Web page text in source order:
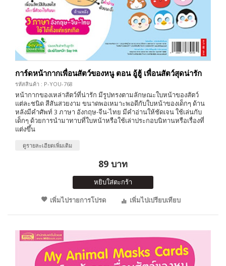
การ์ดหน้ากากเพื่อนสัตว์ของหนู ตอน อู้ฮู้ เพื่อนสัตว์สุดน่ารัก
รหัสสินค้า : P-YOU-768
หน้ากากของเหล่าสัตว์ที่น่ารัก มีรูปทรงตามลักษณะใบหน้าของสัตว์
แต่ละชนิด สีสันสวยงาม ขนาดพอเหมาะพอดีกับใบหน้าของเด็กๆ ด้าน
หลังมีคำศัพท์ 3 ภาษา อังกฤษ-จีน-ไทย มีคำอ่านให้ชัดเจน ใช้เล่นกับ
เด็กๆ ด้วยการนำมาทาบที่ใบหน้าหรือใช้เล่าประกอบนิทานหรือเรื่องที่
แต่งขึ้น
ดูรายละเอียดเพิ่มเติม
89 บาท
หยิบใส่ตะกร้า
เพิ่มไปรายการโปรด
เพิ่มไปเปรียบเทียบ